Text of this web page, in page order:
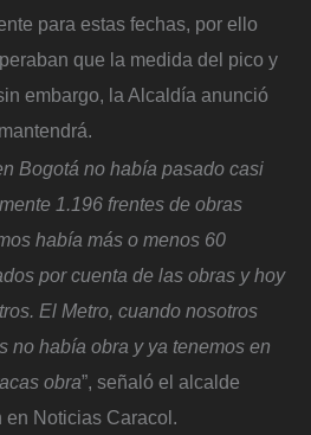
para estas fechas, por ello
que la medida del pico y
embargo, la Alcaldía anunció
Bogotá no había pasado casi
1.196 frentes de obras
había más o menos 60
por cuenta de las obras y hoy
El Metro, cuando nosotros
no había obra y ya tenemos en
obra”, señaló el alcalde
Noticias Caracol.